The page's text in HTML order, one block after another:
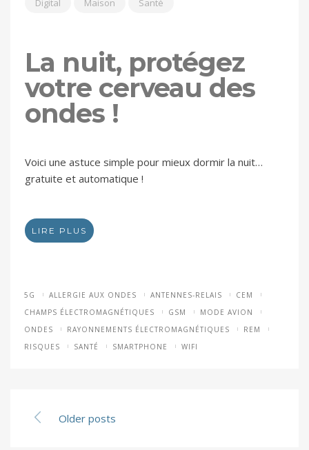
Digital Maison Santé
La nuit, protégez
votre cerveau des
ondes !
Voici une astuce simple pour mieux dormir la nuit…
gratuite et automatique !
LIRE PLUS
5G ALLERGIE AUX ONDES ANTENNES-RELAIS
CEM
CHAMPS ÉLECTROMAGNÉTIQUES
GSM
MODE AVION
ONDES
RAYONNEMENTS ÉLECTROMAGNÉTIQUES
REM
RISQUES
SANTÉ SMARTPHONE WIFI
Older posts